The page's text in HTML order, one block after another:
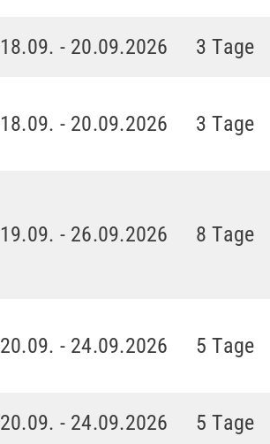
18.09. - 20.09.2026 3 Tage
18.09. - 20.09.2026 3 Tage
19.09. - 26.09.2026 8 Tage
20.09. - 24.09.2026 5 Tage
20.09. - 24.09.2026 5 Tage